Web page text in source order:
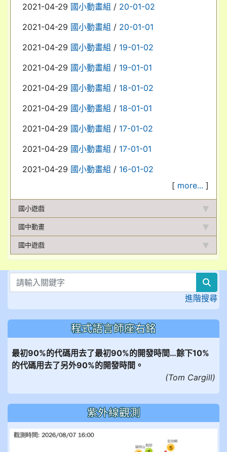
2021-04-29 國小動畫組 / 20-01-02
2021-04-29 國小動畫組 / 20-01-01
2021-04-29 國小動畫組 / 19-01-02
2021-04-29 國小動畫組 / 19-01-01
2021-04-29 國小動畫組 / 18-01-02
2021-04-29 國小動畫組 / 18-01-01
2021-04-29 國小動畫組 / 17-01-02
2021-04-29 國小動畫組 / 17-01-01
2021-04-29 國小動畫組 / 16-01-02
[ more... ]
國小遊戲
國中動畫
國中遊戲
進階搜尋
程式語言師座右銘
最初90%的代碼用去了最初90%的開發時間…餘下10%
的代碼用去了另外90%的開發時間。
(Tom Cargill)
紫外線觀測